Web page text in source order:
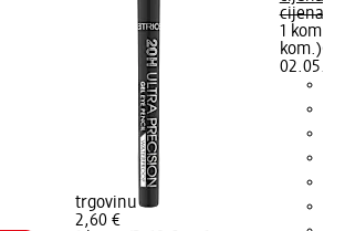
trgovinu
2,60 €
cijena:
1 kom.
kom.)